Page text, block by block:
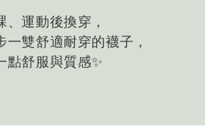
運動後換穿，
雙舒適耐穿的襪子，
點舒服與質感✨